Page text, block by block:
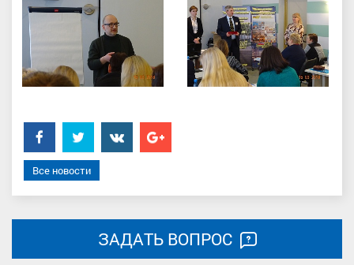
FacebookTwitter���������
Google+
Все новости
ЗАДАТЬ ВОПРОС